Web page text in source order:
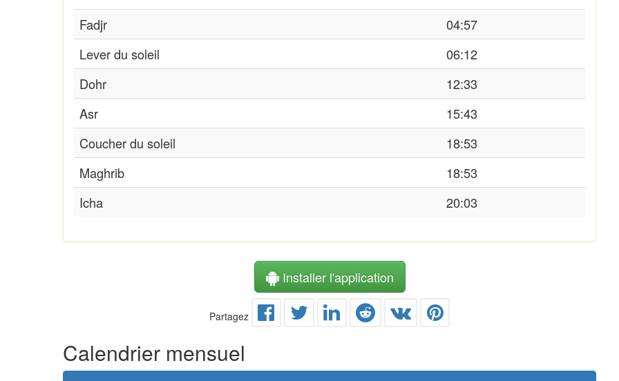
Fadjr
04:57
Lever du soleil
06:12
Dohr
12:33
Asr
15:43
Coucher du soleil
18:53
Maghrib
18:53
Icha
20:03
Installer l'application
Partagez
Calendrier mensuel